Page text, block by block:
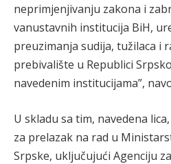
neprimjenjivanju zakona i
vanustavnih institucija BiH,
preuzimanja sudija, tužilaca i
prebivalište u Republici
navedenim institucijama”,
U skladu sa tim, navedena
za prelazak na rad u
Srpske, uključujući Agenciju